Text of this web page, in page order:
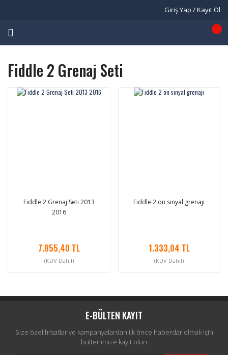
Giriş Yap / Kayıt Ol
Fiddle 2 Grenaj Seti
Fiddle 2 Grenaj Seti 2013
2016
7.855,40 TL
(KDV Dahil)
Fiddle 2 ön sinyal grenajı
1.333,04 TL
(KDV Dahil)
E-BÜLTEN KAYIT
Size özel fırsatlar ve kampanyalardan ilk önce haberdar olmak için
bültenimize kayıt olun